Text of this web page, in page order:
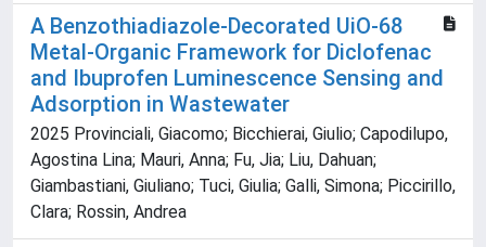
A Benzothiadiazole-Decorated UiO-68
Metal-Organic Framework for Diclofenac
and Ibuprofen Luminescence Sensing and
Adsorption in Wastewater
2025 Provinciali, Giacomo; Bicchierai, Giulio; Capodilupo,
Agostina Lina; Mauri, Anna; Fu, Jia; Liu, Dahuan;
Giambastiani, Giuliano; Tuci, Giulia; Galli, Simona; Piccirillo,
Clara; Rossin, Andrea